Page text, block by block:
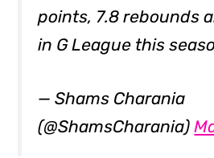
points, 7.8 rebounds
in G League this
— Shams Charania
(@ShamsCharania)